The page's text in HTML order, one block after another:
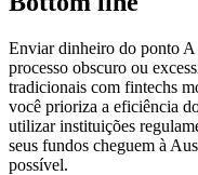
Enviar dinheiro do ponto
processo obscuro ou
tradicionais com fintechs
você prioriza a eficiência
utilizar instituições
seus fundos cheguem à
possível.